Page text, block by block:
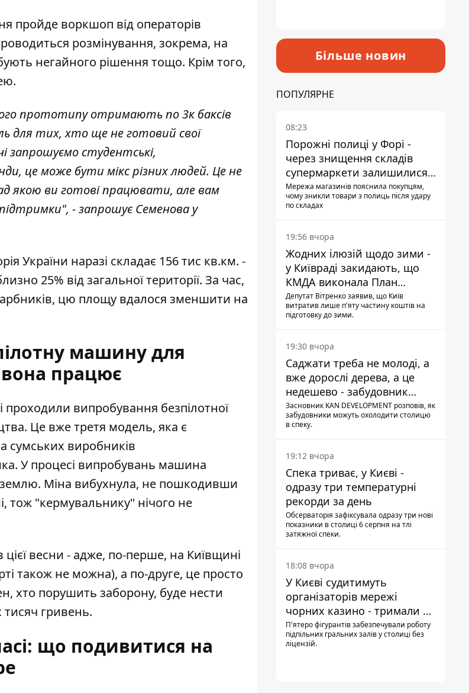
пройде воркшоп від операторів
розмінування, зокрема, на
негайного рішення тощо. Крім того,
прототипу отримають по 3к баксів
для тих, хто ще не готовий свої
запрошуємо студентські,
це може бути мікс різних людей. Це не
якою ви готові працювати, але вам
- запрошує Семенова у
України наразі складає 156 тис кв.км. -
25% від загальної території. За час,
цю площу вдалося зменшити на
машину для
працює
проходили випробування безпілотної
Це вже третя модель, яка є
сумських виробників
У процесі випробувань машина
землю. Міна вибухнула, не пошкодивши
тож "кермувальнику" нічого не
цієї весни - адже, по-перше, на Київщині
також не можна), а по-друге, це просто
хто порушить заборону, буде нести
тисяч гривень.
що подивитися на
Більше новин
ПОПУЛЯРНЕ
08:23
Порожні полиці у Форі -
через знищення складів
супермаркети залишилися
без асортименту
Мережа магазинів пояснила покупцям,
чому зникли товари з полиць після удару
по складах
19:56 вчора
Жодних ілюзій щодо зими -
у Київраді закидають, що
КМДА виконала План
стійкості на 20%
Депутат Вітренко заявив, що Київ
витратив лише п'яту частину коштів на
підготовку до зими.
19:30 вчора
Саджати треба не молоді, а
вже дорослі дерева, а це
недешево - забудовник
Ніконов
Засновник KAN DEVELOPMENT розповів, як
забудовники можуть охолодити столицю
в спеку.
19:12 вчора
Спека триває, у Києві -
одразу три температурні
рекорди за день
Обсерваторія зафіксувала одразу три нові
показники в столиці 6 серпня на тлі
затяжної спеки.
18:08 вчора
У Києві судитимуть
організаторів мережі
чорних казино - тримали 39
закладів
П'ятеро фігурантів забезпечували роботу
підпільних гральних залів у столиці без
ліцензій.